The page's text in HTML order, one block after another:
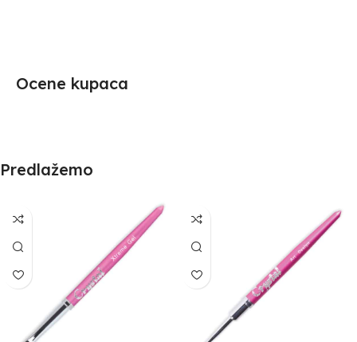
Ocene kupaca
Predlažemo